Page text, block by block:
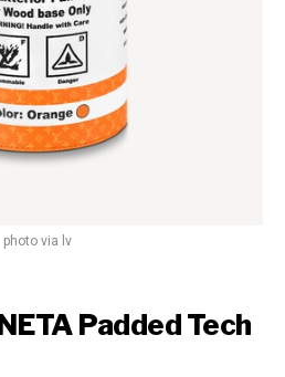
photo via lv
Padded Tech